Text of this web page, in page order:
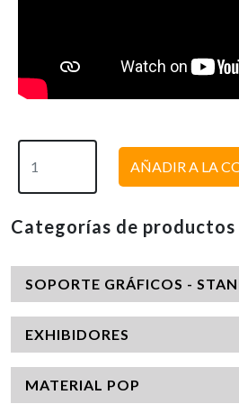
AÑADIR A LA
Categorías de productos
SOPORTE GRÁFICOS -
EXHIBIDORES
MATERIAL POP